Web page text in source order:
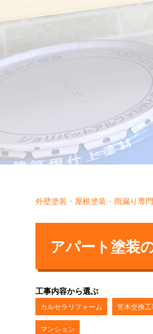
外壁塗装・屋根塗装・雨漏り専
アパート塗装
工事内容から選ぶ
カルセラリフォーム 笠木交換
マンション